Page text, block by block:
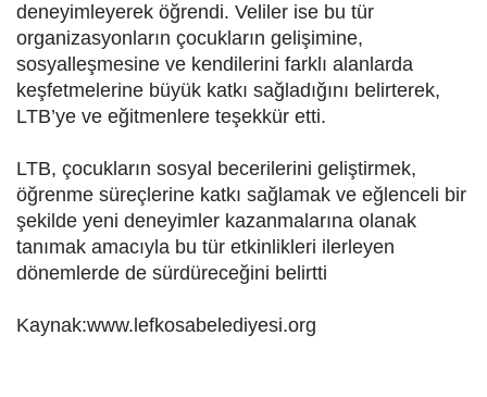
deneyimleyerek öğrendi. Veliler ise bu tür
organizasyonların çocukların gelişimine,
sosyalleşmesine ve kendilerini farklı alanlarda
keşfetmelerine büyük katkı sağladığını belirterek,
LTB’ye ve eğitmenlere teşekkür etti.
LTB, çocukların sosyal becerilerini geliştirmek,
öğrenme süreçlerine katkı sağlamak ve eğlenceli bir
şekilde yeni deneyimler kazanmalarına olanak
tanımak amacıyla bu tür etkinlikleri ilerleyen
dönemlerde de sürdüreceğini belirtti
Kaynak:www.lefkosabelediyesi.org